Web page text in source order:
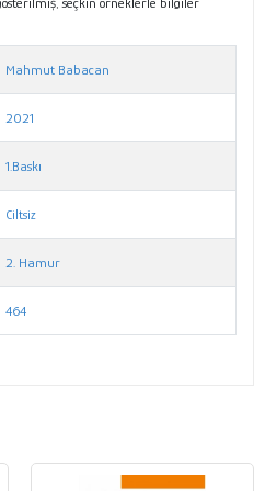
Mahmut Babacan
2021
1.Baskı
Ciltsiz
2. Hamur
464